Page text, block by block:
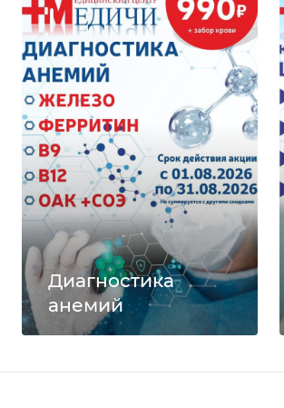
Диагностика
анемий